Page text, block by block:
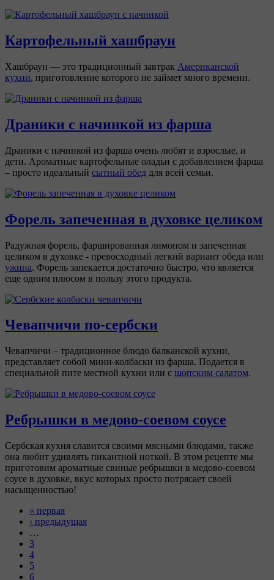
Картофельный хашбраун
Хашбраун — это традиционный завтрак Американской
кухни, приготовление которого не займет много времени.
Драники с начинкой из фарша
Драники с начинкой из фарша очень любят и взрослые, и
дети. Ароматные картофельные оладьи с добавлением фарша
– просто идеальный сытный обед для всей семьи.
Форель запеченная в духовке целиком
Радужная форель, фаршированная лимоном и запеченная
целиком в духовке - превосходный легкий вариант обеда или
ужина. Форель запекается достаточно быстро, что является
еще одним плюсом в пользу этого продукта.
Чевапчичи по-сербски
Чевапчичи – традиционное блюдо балканской кухни,
представляет собой мини-колбаски из фарша. Подается в
специальной пите местной кухни или с шопским салатом.
Ребрышки в медово-соевом соусе
Сербская кухня славится своими мясными блюдами, также
она любит удивлять пикантной ноткой. В этом рецепте мы
приготовим ароматные свиные ребрышки в медово-соевом
соусе в духовке, вкус которых просто потрясает своей
насыщенностью!
« первая
‹ предыдущая
…
3
4
5
6